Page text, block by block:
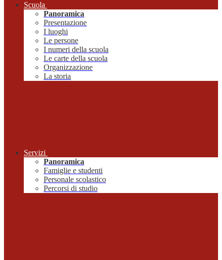
Scuola
Panoramica
Presentazione
I luoghi
Le persone
I numeri della scuola
Le carte della scuola
Organizzazione
La storia
Servizi
Panoramica
Famiglie e studenti
Personale scolastico
Percorsi di studio